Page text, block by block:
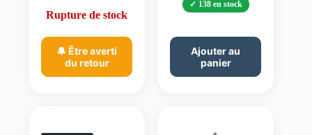
Rupture de stock
🔔 Être averti
du retour
138 en stock
Ajouter au
panier